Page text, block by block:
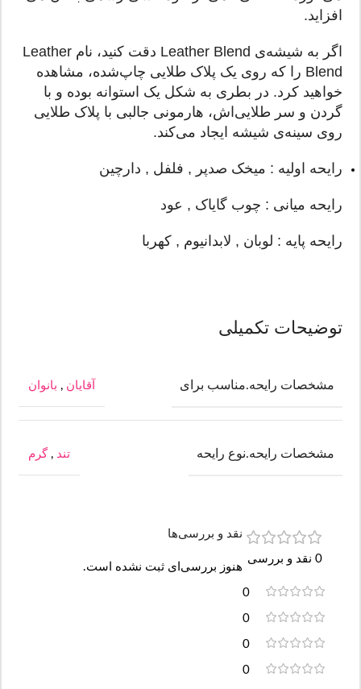
افزاید.
اگر به شیشه‌ی Leather Blend دقت کنید، نام Leather
Blend را که روی یک پلاک طلایی چاپ‌شده، مشاهده
خواهید کرد. در بطری به شکل یک استوانه بوده و با
گردن و سر طلایی‌اش، هارمونی جالبی با پلاک طلایی
روی سینه‌ی شیشه ایجاد می‌کند.
رایحه اولیه : میخک صدپر , فلفل , دارچین
رایحه میانی : چوب گایاک , عود
رایحه پایه : لوبان , لابدانیوم , کهربا
توضیحات تکمیلی
مشخصات رایحه.مناسب برای آقایان , بانوان
مشخصات رایحه.نوع رایحه تند , گرم
0 نقد و بررسی
0
0
0
0
نقد و بررسی‌ها
هنوز بررسی‌ای ثبت نشده است.